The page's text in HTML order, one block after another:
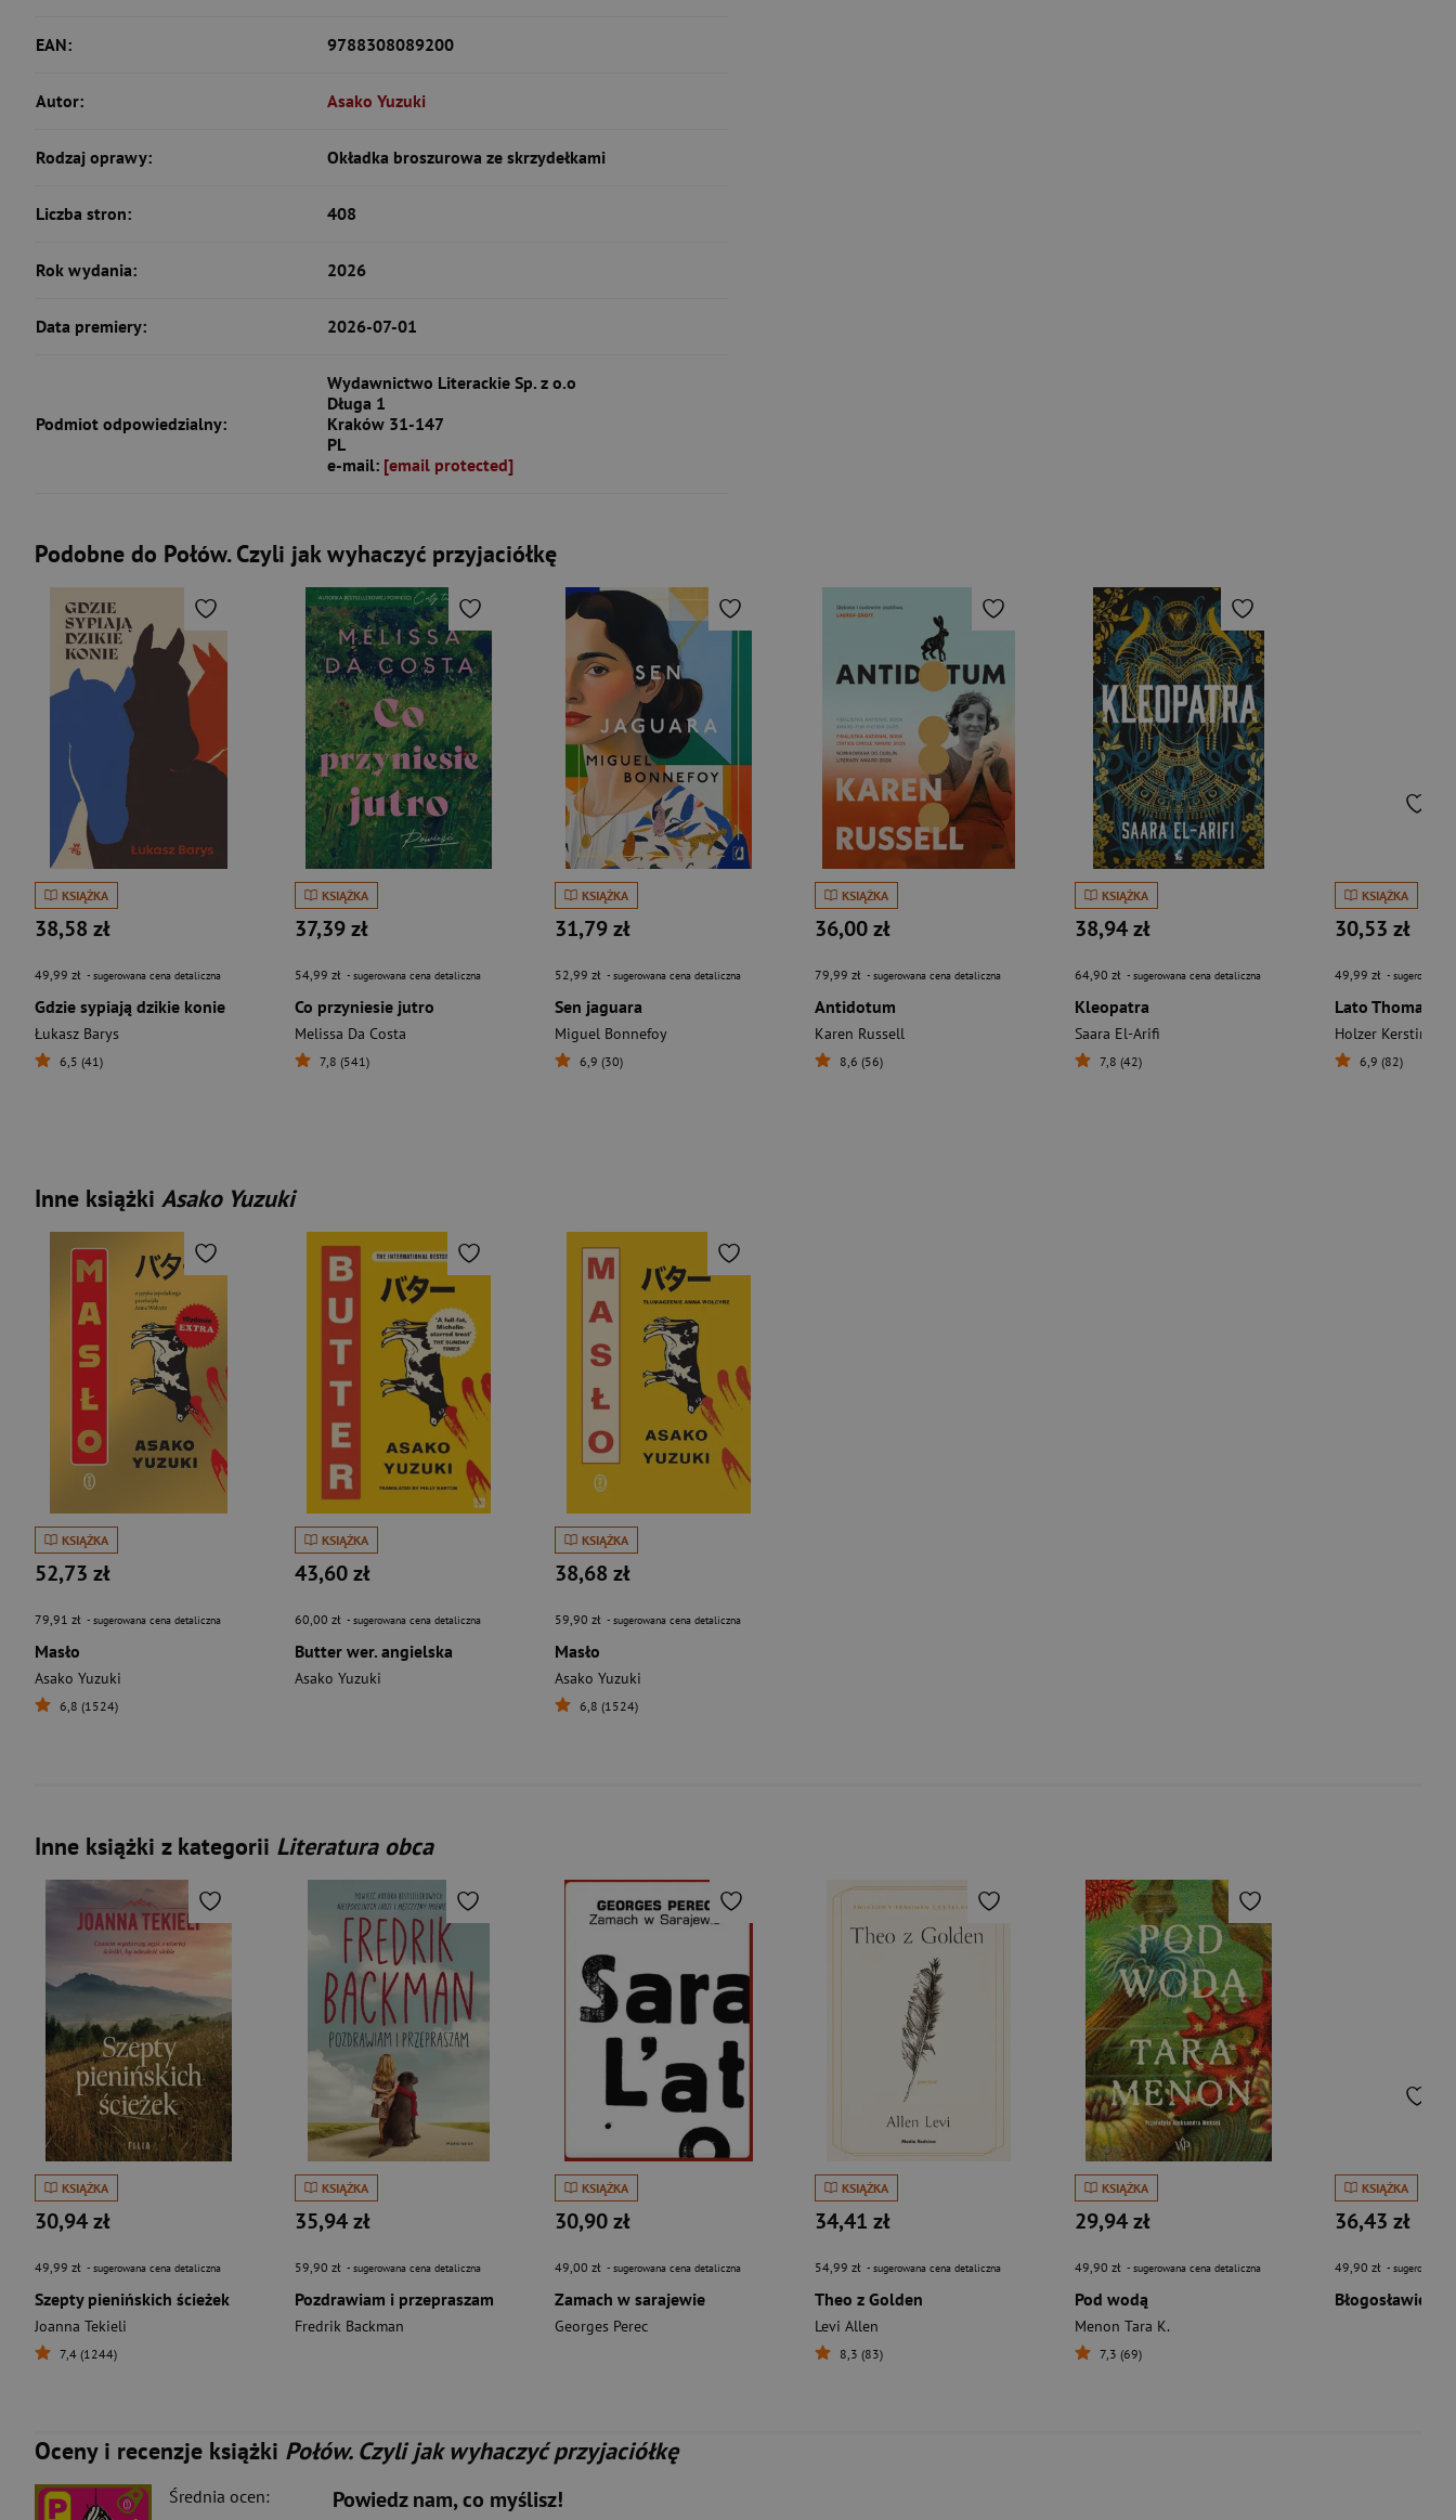
EAN: 9788308089200
Autor: Asako Yuzuki
Rodzaj oprawy: Okładka broszurowa ze skrzydełkami
Liczba stron: 408
Rok wydania: 2026
Data premiery: 2026-07-01
Podmiot odpowiedzialny:
Wydawnictwo Literackie Sp. z o.o
Długa 1
Kraków 31-147
PL
e-mail: [email protected]
Podobne do Połów. Czyli jak wyhaczyć przyjaciółkę
KSIĄŻKA
38,58 zł
49,99 zł - sugerowana cena detaliczna
Gdzie sypiają dzikie konie
Łukasz Barys
6,5 (41)
KSIĄŻKA
37,39 zł
54,99 zł - sugerowana cena detaliczna
Co przyniesie jutro
Melissa Da Costa
7,8 (541)
KSIĄŻKA
31,79 zł
52,99 zł - sugerowana cena detaliczna
Sen jaguara
Miguel Bonnefoy
6,9 (30)
KSIĄŻKA
36,00 zł
79,99 zł - sugerowana cena detaliczna
Antidotum
Karen Russell
8,6 (56)
KSIĄŻKA
38,94 zł
64,90 zł - sugerowana cena detaliczna
Kleopatra
Saara El-Arifi
7,8 (42)
KSIĄŻKA
30,53 zł
49,99 zł - sugerowana
Lato Thomasa
Holzer Kerstin
6,9 (82)
Inne książki Asako Yuzuki
KSIĄŻKA
52,73 zł
79,91 zł - sugerowana cena detaliczna
Masło
Asako Yuzuki
6,8 (1524)
KSIĄŻKA
43,60 zł
60,00 zł - sugerowana cena detaliczna
Butter wer. angielska
Asako Yuzuki
KSIĄŻKA
38,68 zł
59,90 zł - sugerowana cena detaliczna
Masło
Asako Yuzuki
6,8 (1524)
Inne książki z kategorii Literatura obca
KSIĄŻKA
30,94 zł
49,99 zł - sugerowana cena detaliczna
Szepty pienińskich ścieżek
Joanna Tekieli
7,4 (1244)
KSIĄŻKA
35,94 zł
59,90 zł - sugerowana cena detaliczna
Pozdrawiam i przepraszam
Fredrik Backman
KSIĄŻKA
30,90 zł
49,00 zł - sugerowana cena detaliczna
Zamach w sarajewie
Georges Perec
KSIĄŻKA
34,41 zł
54,99 zł - sugerowana cena detaliczna
Theo z Golden
Levi Allen
8,3 (83)
KSIĄŻKA
29,94 zł
49,90 zł - sugerowana cena detaliczna
Pod wodą
Menon Tara K.
7,3 (69)
KSIĄŻKA
36,43 zł
49,90 zł - sugerowana
Oceny i recenzje książki Połów. Czyli jak wyhaczyć przyjaciółkę
Średnia ocen: Powiedz nam, co myślisz!